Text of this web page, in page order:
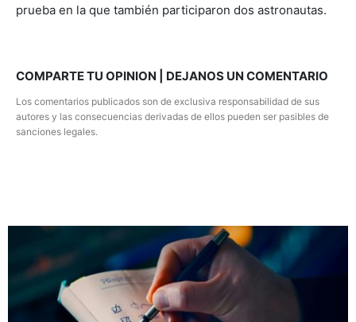
prueba en la que también participaron dos astronautas.
COMPARTE TU OPINION | DEJANOS UN COMENTARIO
Los comentarios publicados son de exclusiva responsabilidad de sus
autores y las consecuencias derivadas de ellos pueden ser pasibles de
sanciones legales.